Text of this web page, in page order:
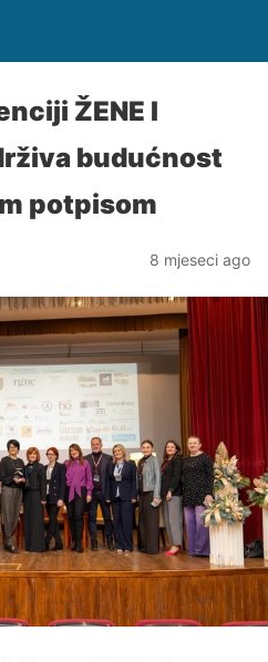
ŽENE I
budućnost
potpisom
8 mjeseci ago